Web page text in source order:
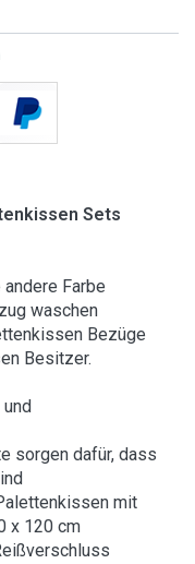
Sets
Farbe
waschen
Bezüge
Besitzer.
sorgen dafür, dass
mit
x 120 cm